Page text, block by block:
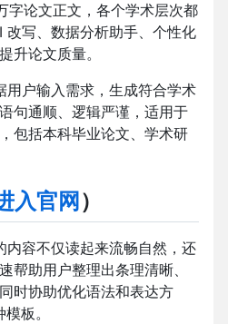
字论文正文，各个学术层次都
改写、数据分析助手、个性化
升论文质量。
用户输入需求，生成符合学术
句通顺、逻辑严谨，适用于
包括本科毕业论文、学术研
入官网 ）
内容不仅读起来流畅自然，还
帮助用户整理出条理清晰、
时协助优化语法和表达方
板。